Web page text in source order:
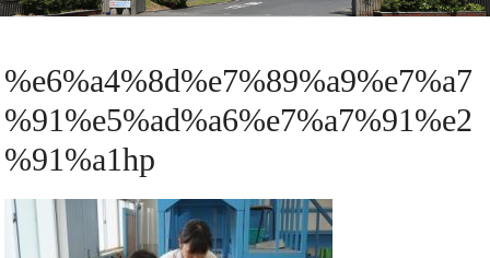
%e6%a4%8d%e7%89%a9%e7%a7
%91%e5%ad%a6%e7%a7%91%e2
%91%a1hp